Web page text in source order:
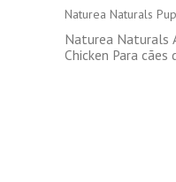
Naturea Naturals
Naturea Naturals
Chicken Para cães